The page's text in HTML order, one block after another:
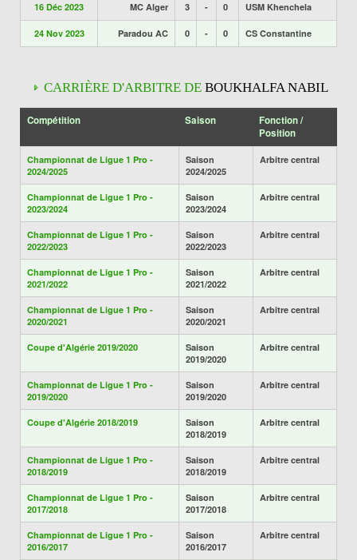
16 Déc 2023 MC Alger 3 - 0 USM Khenchela
24 Nov 2023 Paradou AC 0 - 0 CS Constantine
CARRIÈRE D'ARBITRE DE BOUKHALFA NABIL
Compétition Saison
Fonction /
Position
Championnat de Ligue 1 Pro -
2024/2025
Saison
2024/2025
Arbitre central
Championnat de Ligue 1 Pro -
2023/2024
Saison
2023/2024
Arbitre central
Championnat de Ligue 1 Pro -
2022/2023
Saison
2022/2023
Arbitre central
Championnat de Ligue 1 Pro -
2021/2022
Saison
2021/2022
Arbitre central
Championnat de Ligue 1 Pro -
2020/2021
Saison
2020/2021
Arbitre central
Coupe d'Algérie 2019/2020
Saison
2019/2020
Arbitre central
Championnat de Ligue 1 Pro -
2019/2020
Saison
2019/2020
Arbitre central
Coupe d'Algérie 2018/2019
Saison
2018/2019
Arbitre central
Championnat de Ligue 1 Pro -
2018/2019
Saison
2018/2019
Arbitre central
Championnat de Ligue 1 Pro -
2017/2018
Saison
2017/2018
Arbitre central
Championnat de Ligue 1 Pro -
2016/2017
Saison
2016/2017
Arbitre central